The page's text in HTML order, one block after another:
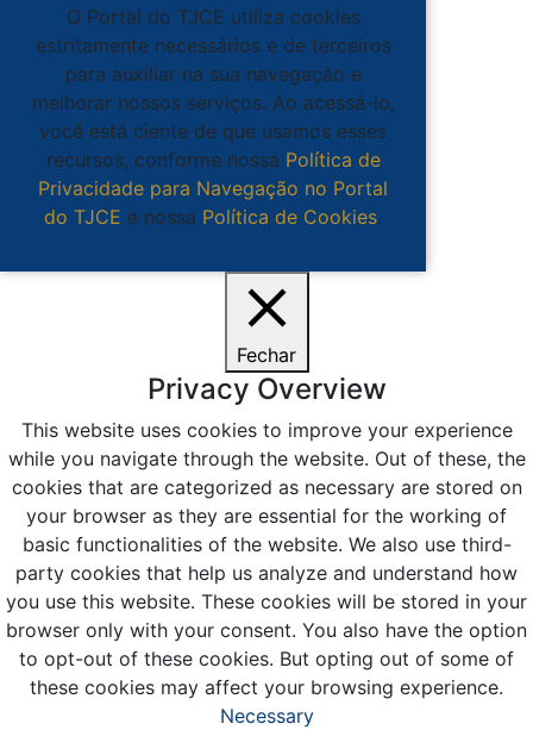
O Portal do TJCE utiliza cookies
estritamente necessários e de terceiros
para auxiliar na sua navegação e
melhorar nossos serviços. Ao acessá-lo,
você está ciente de que usamos esses
recursos, conforme nossa Política de
Privacidade para Navegação no Portal
do TJCE e nossa Política de Cookies.
Fechar
Privacy Overview
This website uses cookies to improve your experience
while you navigate through the website. Out of these, the
cookies that are categorized as necessary are stored on
your browser as they are essential for the working of
basic functionalities of the website. We also use third-
party cookies that help us analyze and understand how
you use this website. These cookies will be stored in your
browser only with your consent. You also have the option
to opt-out of these cookies. But opting out of some of
these cookies may affect your browsing experience.
Necessary